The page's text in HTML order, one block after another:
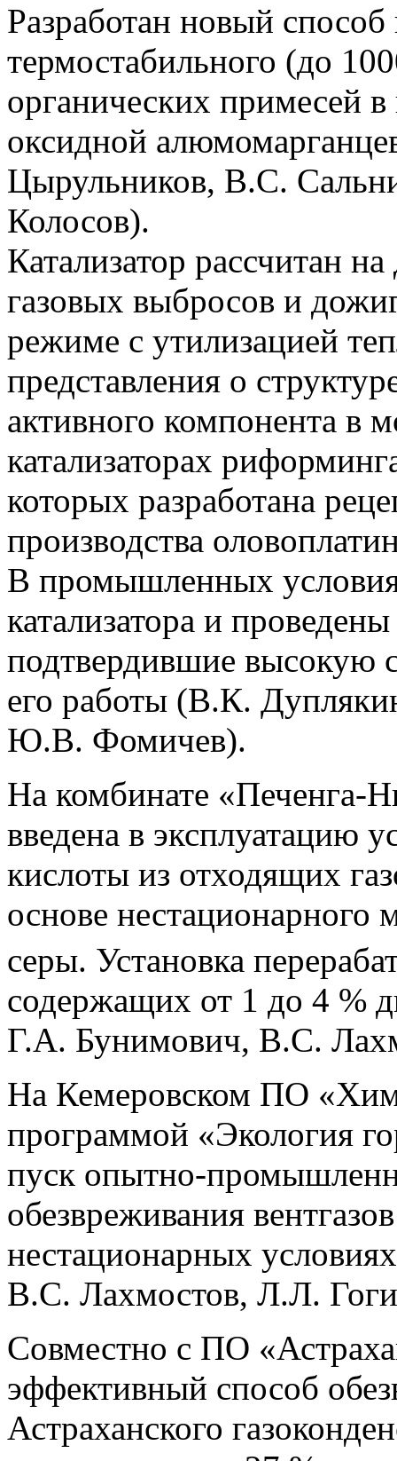
Разработан новый способ
термостабильного (до
органических примесей
оксидной
Цырульников, В.С.
Колосов).
Катализатор рассчитан
газовых выбросов и
режиме с утилизацией
представления о
активного компонента в
катализаторах
которых разработана
производства
В промышленных
катализатора и
подтвердившие высокую
его работы (В.К.
Ю.В. Фомичев).
На комбинате «Печенга-
введена в эксплуатацию
кислоты из отходящих
основе нестационарного
серы. Установка
содержащих от 1 до 4
Г.А. Бунимович, В.С.
На Кемеровском ПО
программой «Экология
пуск опытно-
обезвреживания
нестационарных
В.С. Лахмостов, Л.Л.
Совместно с ПО
эффективный способ
Астраханского